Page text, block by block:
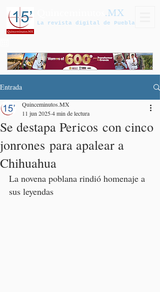
.MX
La revista digital de Puebla
Entrada
Se destapa Pericos con cinco
jonrones para apalear a
Chihuahua
Quinceminutos.MX
11 jun 20254 min de lectura
La novena poblana rindió homenaje a
sus leyendas